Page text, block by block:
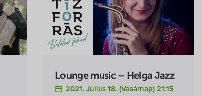
Lounge music – Helga Jazz
2021. Július 18. (vasárnap) 21:15